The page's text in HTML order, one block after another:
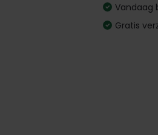
Vandaag
Gratis